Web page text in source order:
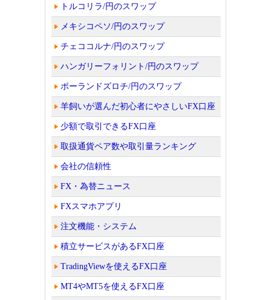
トルコリラ/円のスワップ
メキシコペソ/円のスワップ
チェココルナ/円のスワップ
ハンガリーフォリント/円のスワップ
ポーランドズロチ/円のスワップ
羊飼いが選んだ初心者にやさしいFX口座
少額で取引できるFX口座
取扱通貨ペア数や取引量ランキング
会社の信頼性
FX・為替ニュース
FXスマホアプリ
注文機能・システム
積立サービスがあるFX口座
TradingViewを使えるFX口座
MT4やMT5を使えるFX口座